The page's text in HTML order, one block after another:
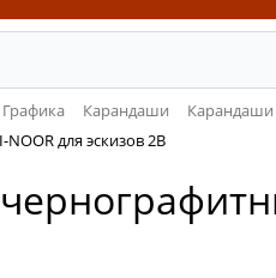
Графика Карандаши
для эскизов 2В